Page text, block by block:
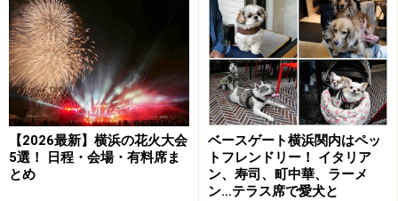
ホテル最上階「カリュウ」で楽しむ、期間限定の飲茶アフタ
ヌーンティー ※時期により内容が変わります
ヨコハマ グランド インターコンチネンタル ホテル最上
階に位置する中国料理「カリュウ」では、平日限定で
「飲茶アフタヌーンティー」を開催中。出来立てをサー
【2026最新】横浜の花火大会
5選！ 日程・会場・有料席ま
とめ
ベースゲート横浜関内はペッ
トフレンドリー！ イタリア
ン、寿司、町中華、ラーメ
ン…テラス席で愛犬と